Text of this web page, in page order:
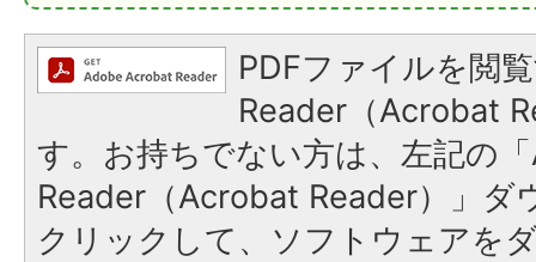
PDFファイルを閲
Reader（Acrobat
す。お持ちでない方は、左記の
Reader（Acrobat Reader）」ダ
クリックして、ソフトウェアを